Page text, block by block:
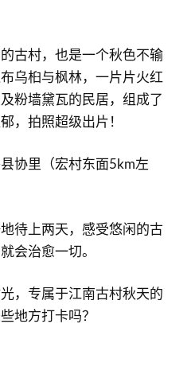
古村，也是一个秋色不输
乌桕与枫林，一片片火红
粉墙黛瓦的民居，组成了
，拍照超级出片！
协里（宏村东面5km左
待上两天，感受悠闲的古
会治愈一切。
，专属于江南古村秋天的
地方打卡吗？